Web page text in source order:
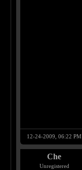
12-24-2009, 06:22 PM
Che
Unregistered